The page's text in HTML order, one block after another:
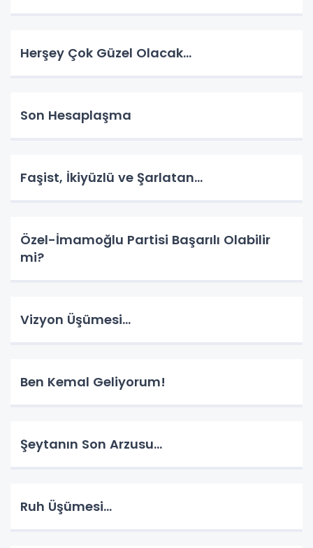
Herşey Çok Güzel Olacak…
Son Hesaplaşma
Faşist, İkiyüzlü ve Şarlatan…
Özel-İmamoğlu Partisi Başarılı Olabilir
mi?
Vizyon Üşümesi…
Ben Kemal Geliyorum!
Şeytanın Son Arzusu…
Ruh Üşümesi…